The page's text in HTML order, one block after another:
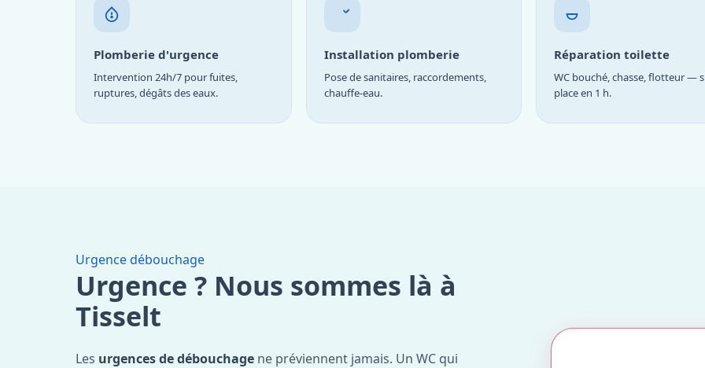
Plomberie d'urgence
Intervention 24h/7 pour fuites,
ruptures, dégâts des eaux.
Installation plomberie
Pose de sanitaires, raccordements,
chauffe-eau.
Réparation toilette
WC bouché, chasse, flotteur —
place en 1 h.
Urgence débouchage
Urgence ? Nous sommes là à
Tisselt
Les urgences de débouchage ne préviennent jamais. Un WC qui